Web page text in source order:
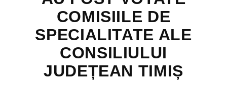
COMISIILE DE
SPECIALITATE ALE
CONSILIULUI
JUDEȚEAN TIMIȘ